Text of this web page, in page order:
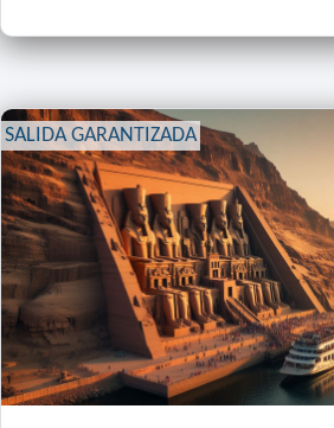
SALIDA GARANTIZADA